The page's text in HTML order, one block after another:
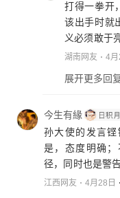
打得一拳开
该出手时就
义必须敢于
湖南网友 4月
展开更多回
今生有緣
孙大使的发言
是，态度明确
径，同时也是警告
江西网友 4月28日